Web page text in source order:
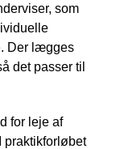
som
Der lægges
det passer til
for leje af
praktikforløbet